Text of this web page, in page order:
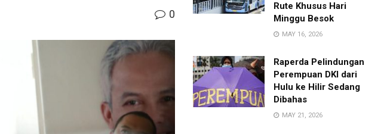
0
Rute Khusus Hari
Minggu Besok
MAY 16, 2026
Raperda Pelindungan
Perempuan DKI dari
Hulu ke Hilir Sedang
Dibahas
MAY 21, 2026